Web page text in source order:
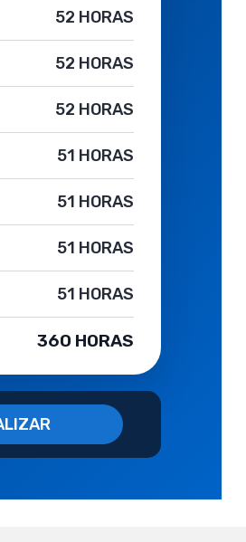
52 HORAS
52 HORAS
52 HORAS
51 HORAS
51 HORAS
51 HORAS
51 HORAS
360 HORAS